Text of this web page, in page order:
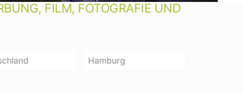
FILM, FOTOGRAFIE UND
Hamburg